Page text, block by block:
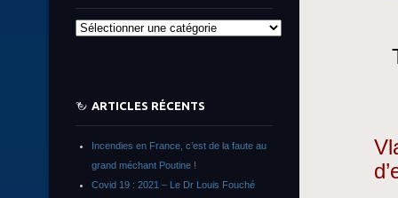
Catégories
ARTICLES RÉCENTS
Incendies en France, c’est de la faute au
grand méchant Poutine !
Covid 19 : 2021 – Le Dr Louis Fouché